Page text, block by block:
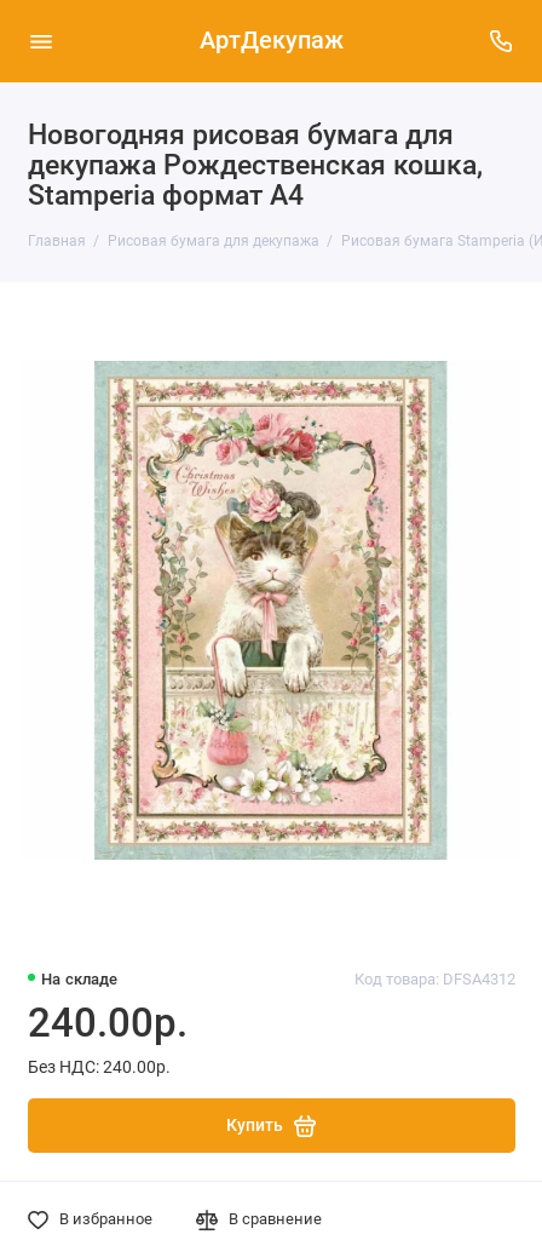
АртДекупаж
Новогодняя рисовая бумага для
декупажа Рождественская кошка,
Stamperia формат А4
Главная Рисовая бумага для декупажа Рисовая бумага Stamperia
На складе Код товара: DFSA4312
240.00р.
Без НДС: 240.00р.
Купить
В избранное В сравнение